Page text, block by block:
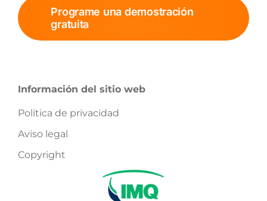
Programe una demostración
gratuita
Información del sitio web
Política de privacidad
Aviso legal
Copyright